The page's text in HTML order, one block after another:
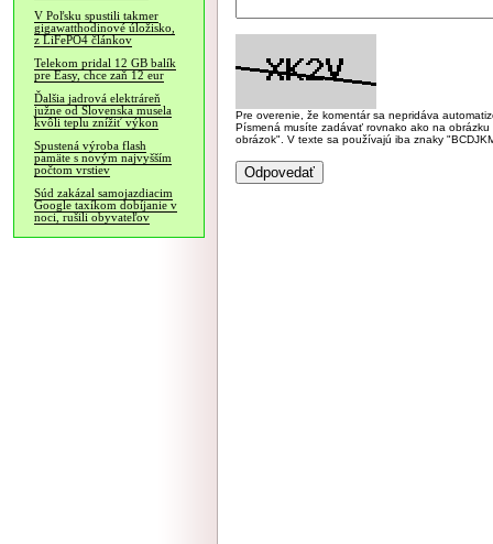
V Poľsku spustili takmer
gigawatthodinové úložisko,
z LiFePO4 článkov
Telekom pridal 12 GB balík
pre Easy, chce zaň 12 eur
Ďalšia jadrová elektráreň
južne od Slovenska musela
kvôli teplu znížiť výkon
Spustená výroba flash
pamäte s novým najvyšším
počtom vrstiev
Súd zakázal samojazdiacim
Google taxíkom dobíjanie v
noci, rušili obyvateľov
Pre overenie, že komentár sa nepridáva
Písmená musíte zadávať rovnako ako na
obrázok". V texte sa používajú iba znaky